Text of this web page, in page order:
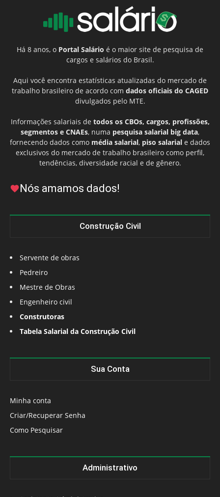
Há 8 anos, o Portal Salário é o maior site de pesquisa de
cargos e salários do Brasil.
Aqui você encontra estatísticas atualizadas do mercado de
trabalho brasileiro de acordo com dados oficiais do CAGED
divulgados pelo MTE.
Informações salariais de todos os CBOs, cargos, profissões,
segmentos e CNAEs, numa pesquisa salarial big data,
fornecendo dados como média salarial, piso salarial e dados
exclusivos do mercado de trabalho brasileiro como perfil,
tendências, diversidade racial e de gênero.
Nós amamos dados!
Construção Civil
Servente de obras
Pedreiro
Mestre de Obras
Engenheiro civil
Construtoras
Tabela Salarial da Construção Civil
Sua Conta
Minha conta
Criar/Recuperar Senha
Como Pesquisar
Administrativo